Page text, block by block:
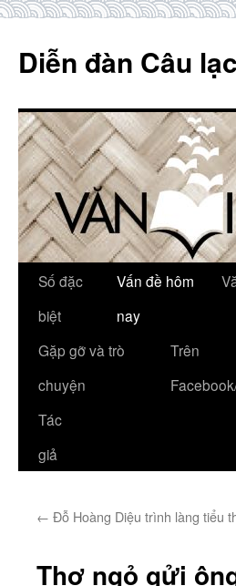
content
Diễn đàn Câu
Số đặc
biệt
Vấn đề hôm
nay
Gặp gỡ và trò
chuyện
Trên
Tác
giả
← Đỗ Hoàng Diệu trình làng tiểu
Thơ ngỏ gửi